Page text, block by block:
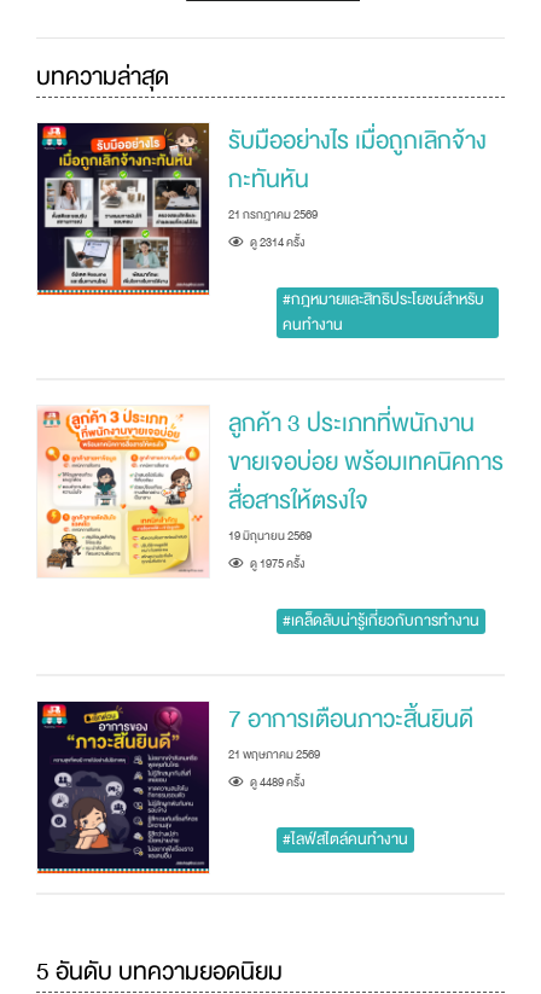
กรณีทำผิดซ้ำภายใน 1 ปี มีผลอย่างไร?
ตามกฎหมายคุ้มครองแรงงาน หากพนักงานกระทำผิดซ้ำในลักษณะเดิม
ภายในระยะเวลา 1 ปี นับจากวันที่ได้รับหนังสือเตือนครั้งแรก นายจ้างอาจมี
สิทธิเลิกจ้างได้ทันที โดยไม่ต้องจ่ายค่าชดเชย ตามมาตรา 119 ของพระ
ราชบัญญัติคุ้มครองแรงงาน เพราะฉะนั้น เมื่อได้รับหนังสือเตือน พนักงาน
ควรรีบตรวจสอบสาเหตุของปัญหา และปรับปรุงพฤติกรรมเพื่อไม่ให้เกิด
เหตุซ้ำอีก
หนังสือเตือนไม่ใช่เพียงเอกสารลงโทษพนักงาน แต่เป็นเครื่องมือที่ช่วยรักษา
ระเบียบและมาตรฐานในการทำงานร่วมกันในองค์กร หากดำเนินการอย่าง
ถูกต้อง ก็จะช่วยสร้างความเข้าใจที่ชัดเจนระหว่างนายจ้างและลูกจ้าง รวม
หน้าที่ของตัวเอง ถือเป็นเรื่องสำคัญ เพราะจะช่วยให้สามารถรับมือกับ
สถานการณ์ต่าง ๆ ในที่ทำงานได้อย่างเหมาะสมและมั่นใจมากขึ้น
บทความล่าสุด
รับมืออย่างไร เมื่อถูกเลิกจ้าง
กะทันหัน
21 กรกฎาคม 2569
ดู 2314 ครัั้ง
#กฎหมายและสิทธิประโยชน์สำหรับ
คนทำงาน
ลูกค้า 3 ประเภทที่พนักงาน
ขายเจอบ่อย พร้อมเทคนิคการ
สื่อสารให้ตรงใจ
19 มิถุนายน 2569
ดู 1975 ครัั้ง
#เคล็ดลับน่ารู้เกี่ยวกับการทำงาน
7 อาการเตือนภาวะสิ้นยินดี
21 พฤษภาคม 2569
ดู 4489 ครัั้ง
#ไลฟ์สไตล์คนทำงาน
5 อันดับ บทความยอดนิยม